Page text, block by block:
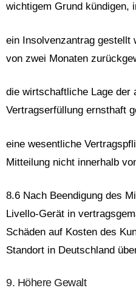
wichtigem Grund kündigen,
ein Insolvenzantrag gestellt
von zwei Monaten
die wirtschaftliche Lage der
Vertragserfüllung ernsthaft
eine wesentliche
Mitteilung nicht innerhalb
8.6 Nach Beendigung des
Livello-Gerät in
Schäden auf Kosten des
Standort in Deutschland
9. Höhere Gewalt